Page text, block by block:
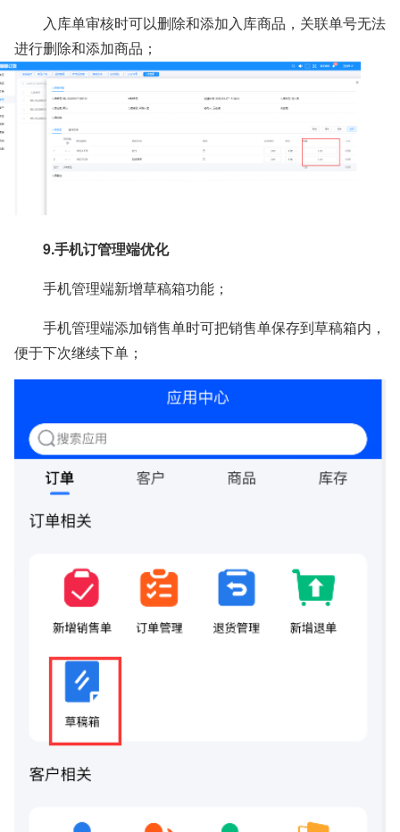
入库单审核时可以删除和添加入库商品，关联单号无法
进行删除和添加商品；
9.手机订管理端优化
手机管理端新增草稿箱功能；
手机管理端添加销售单时可把销售单保存到草稿箱内，
便于下次继续下单；